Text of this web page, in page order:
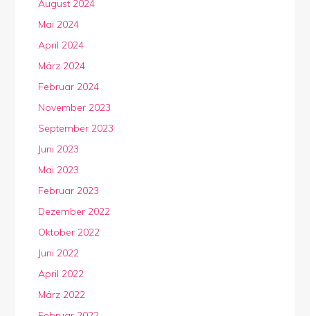
August 2024
Mai 2024
April 2024
März 2024
Februar 2024
November 2023
September 2023
Juni 2023
Mai 2023
Februar 2023
Dezember 2022
Oktober 2022
Juni 2022
April 2022
März 2022